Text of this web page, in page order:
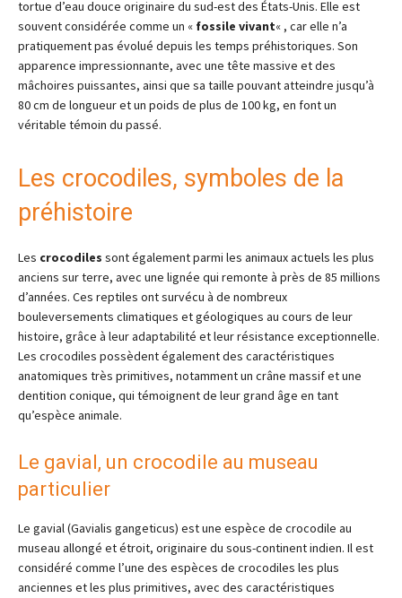
tortue d’eau douce originaire du sud-est des États-Unis. Elle est
souvent considérée comme un « fossile vivant« , car elle n’a
pratiquement pas évolué depuis les temps préhistoriques. Son
apparence impressionnante, avec une tête massive et des
mâchoires puissantes, ainsi que sa taille pouvant atteindre jusqu’à
80 cm de longueur et un poids de plus de 100 kg, en font un
véritable témoin du passé.
Les crocodiles, symboles de la
préhistoire
Les crocodiles sont également parmi les animaux actuels les plus
anciens sur terre, avec une lignée qui remonte à près de 85 millions
d’années. Ces reptiles ont survécu à de nombreux
bouleversements climatiques et géologiques au cours de leur
histoire, grâce à leur adaptabilité et leur résistance exceptionnelle.
Les crocodiles possèdent également des caractéristiques
anatomiques très primitives, notamment un crâne massif et une
dentition conique, qui témoignent de leur grand âge en tant
qu’espèce animale.
Le gavial, un crocodile au museau
particulier
Le gavial (Gavialis gangeticus) est une espèce de crocodile au
museau allongé et étroit, originaire du sous-continent indien. Il est
considéré comme l’une des espèces de crocodiles les plus
anciennes et les plus primitives, avec des caractéristiques